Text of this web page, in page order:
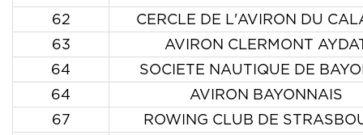
62
CERCLE DE L'AVIRON DU
63
AVIRON CLERMONT
64
SOCIETE NAUTIQUE DE
64
AVIRON BAYONNAIS
67
ROWING CLUB DE